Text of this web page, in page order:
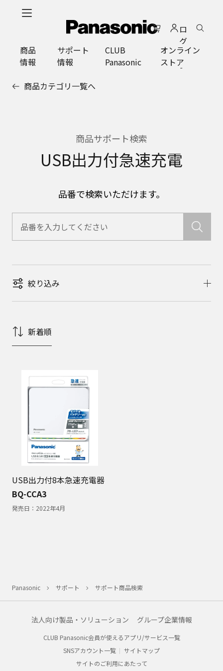
ロ
グ
イ
ン
商品
情報
サポート
情報
CLUB
Panasonic
オンライン
ストア
商品カテゴリ一覧へ
商品サポート検索
USB出力付急速充電
品番で検索いただけます。
絞り込み
新着順
USB出力付8本急速充電器
BQ-CCA3
発売日： 2022年4月
Panasonic サポート サポート商品検索
法人向け製品・ソリューション グループ企業情報
CLUB Panasonic会員が使えるアプリ/サービス一覧
SNSアカウント一覧
サイトマップ
サイトのご利用にあたって